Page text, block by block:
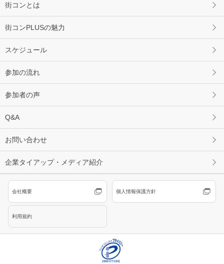
街コンとは
街コンPLUSの魅力
スケジュール
参加の流れ
参加者の声
Q&A
お問い合わせ
企業タイアップ・メディア紹介
会社概要 個人情報保護方針
利用規約